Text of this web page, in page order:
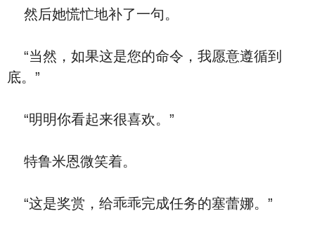
然后她慌忙地补了一句。
“当然，如果这是您的命令，我愿意遵循到
底。”
“明明你看起来很喜欢。”
特鲁米恩微笑着。
“这是奖赏，给乖乖完成任务的塞蕾娜。”